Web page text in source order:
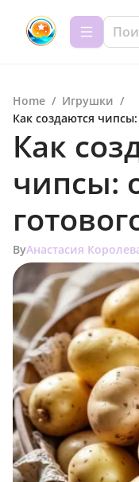
Home / Игрушки /
Как создаются
Как
чипсы:
ByАнастасия